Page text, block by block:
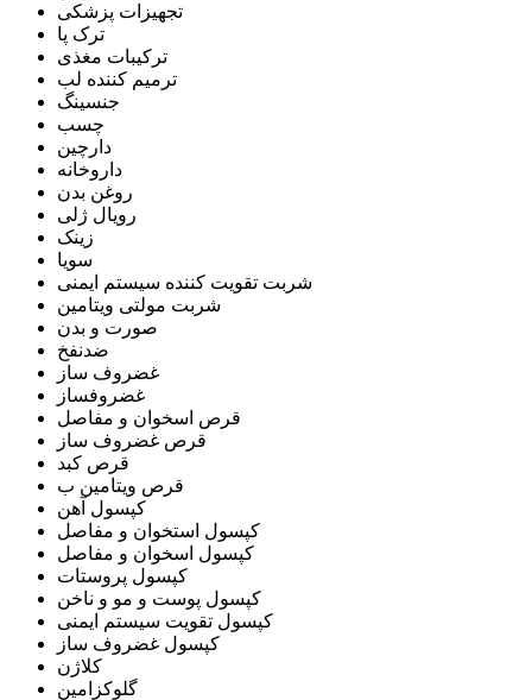
تجهیزات پزشکی
ترک پا
ترکیبات مغذی
ترمیم کننده لب
جنسینگ
چسب
دارچین
داروخانه
روغن بدن
رویال ژلی
زینک
سویا
شربت تقویت کننده سیستم ایمنی
شربت مولتی ویتامین
صورت و بدن
ضدنفخ
غضروف ساز
غضروفساز
قرص اسخوان و مفاصل
قرص غضروف ساز
قرص کبد
قرص ویتامین ب
کپسول آهن
کپسول استخوان و مفاصل
کپسول اسخوان و مفاصل
کپسول پروستات
کپسول پوست و مو و ناخن
کپسول تقویت سیستم ایمنی
کپسول غضروف ساز
کلاژن
گلوکزامین